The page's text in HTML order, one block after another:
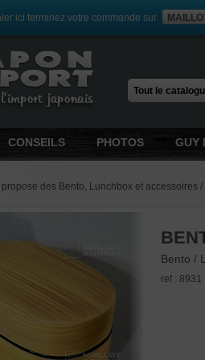
ici terminez votre commande sur
japonais
CONSEILS PHOTOS GUY
des Bento, Lunchbox et accessoires
Bento /
ref : 8918
Bento /
ref : 8931
Bento /
ref : 8955
ML.
Bento /
ref : 8988
Bento /
ref : 8942
Bento /
ref : 8932
2